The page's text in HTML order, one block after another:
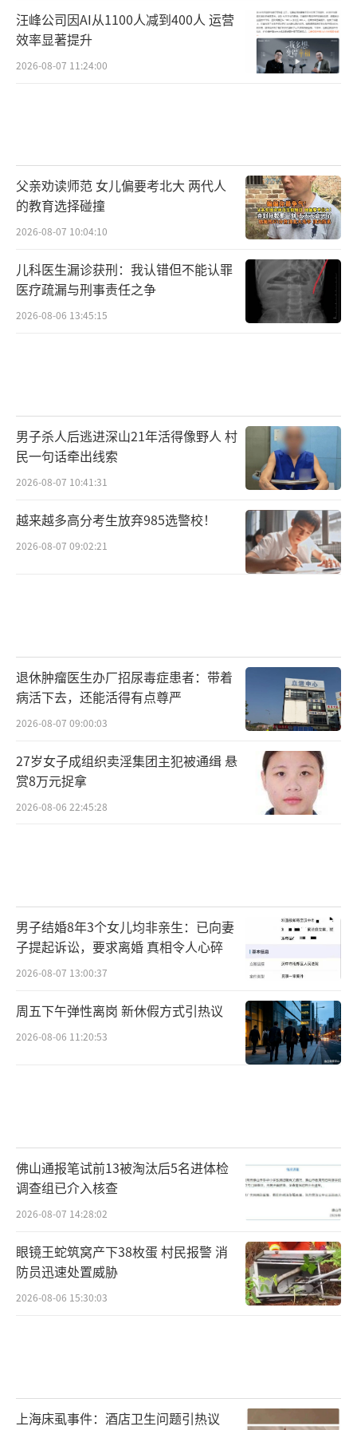
汪峰公司因AI从1100人减到400人 运营
效率显著提升
2026-08-07 11:24:00
父亲劝读师范 女儿偏要考北大 两代人
的教育选择碰撞
2026-08-07 10:04:10
儿科医生漏诊获刑：我认错但不能认罪
医疗疏漏与刑事责任之争
2026-08-06 13:45:15
男子杀人后逃进深山21年活得像野人 村
民一句话牵出线索
2026-08-07 10:41:31
越来越多高分考生放弃985选警校！
2026-08-07 09:02:21
退休肿瘤医生办厂招尿毒症患者：带着
病活下去，还能活得有点尊严
2026-08-07 09:00:03
27岁女子成组织卖淫集团主犯被通缉 悬
赏8万元捉拿
2026-08-06 22:45:28
男子结婚8年3个女儿均非亲生：已向妻
子提起诉讼，要求离婚 真相令人心碎
2026-08-07 13:00:37
周五下午弹性离岗 新休假方式引热议
2026-08-06 11:20:53
佛山通报笔试前13被淘汰后5名进体检
调查组已介入核查
2026-08-07 14:28:02
眼镜王蛇筑窝产下38枚蛋 村民报警 消
防员迅速处置威胁
2026-08-06 15:30:03
上海床虱事件：酒店卫生问题引热议